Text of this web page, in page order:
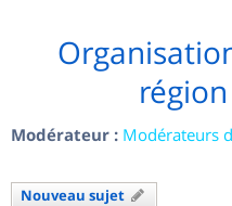
Modérateur : Modérateurs
Nouveau sujet